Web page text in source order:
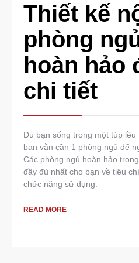
Thiết kế
phòng
hoàn hảo
chi tiết
Dù bạn sống trong một túp
bạn vẫn cần 1 phòng ngủ để
Các phòng ngủ hoàn hảo
đầy đủ nhất cho bạn về tiêu
chức năng sử dụng.
READ MORE